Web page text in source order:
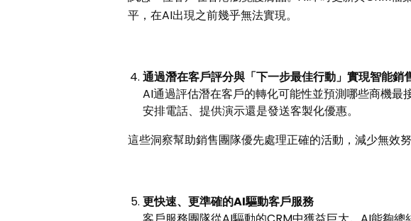
平，在AI出現之前幾乎無法實現。
通過潛在客戶評分與「下一步最佳行動」實現智能銷
AI通過評估潛在客戶的轉化可能性並預測哪些商機
安排電話、提供演示還是發送客製化優惠。
這些洞察幫助銷售團隊優先處理正確的活動，減少無效
更快速、更準確的AI驅動客戶服務